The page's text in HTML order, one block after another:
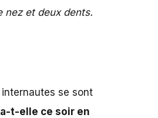
nez et deux dents.
internautes se sont
t-elle ce soir en